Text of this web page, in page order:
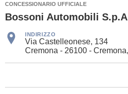
CONCESSIONARIO UFFICIALE
Bossoni Automobili
INDIRIZZO
Via Castelleonese, 134
Cremona - 26100 -